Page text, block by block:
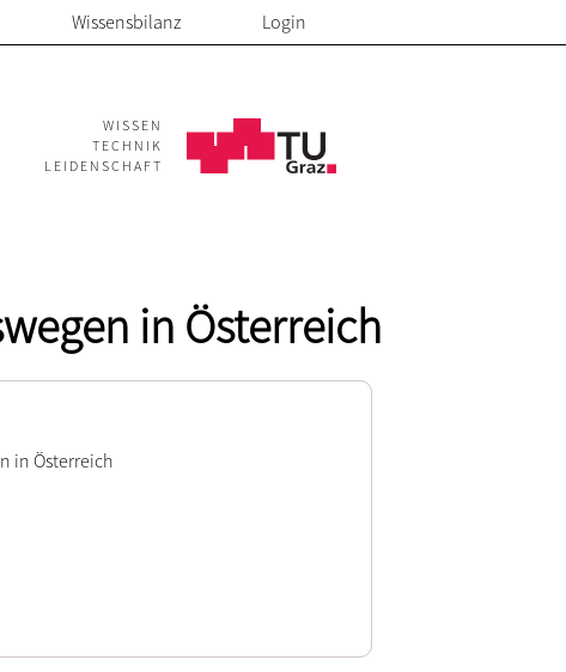
Wissensbilanz Login
WISSEN
TECHNIK
LEIDENSCHAFT
in Österreich
in Österreich